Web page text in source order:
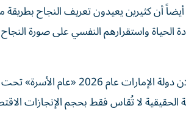
أن كثيرين يعيدون تعريف النجاح
الحياة واستقرارهم النفسي على صورة
ولهذا تحديداً يأتي إعلان
الحقيقية لا تُقاس فقط بحجم الإنجازات